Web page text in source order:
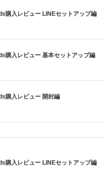
購入レビュー LINEセットアップ編
購入レビュー 基本セットアップ編
購入レビュー 開封編
購入レビュー LINEセットアップ編